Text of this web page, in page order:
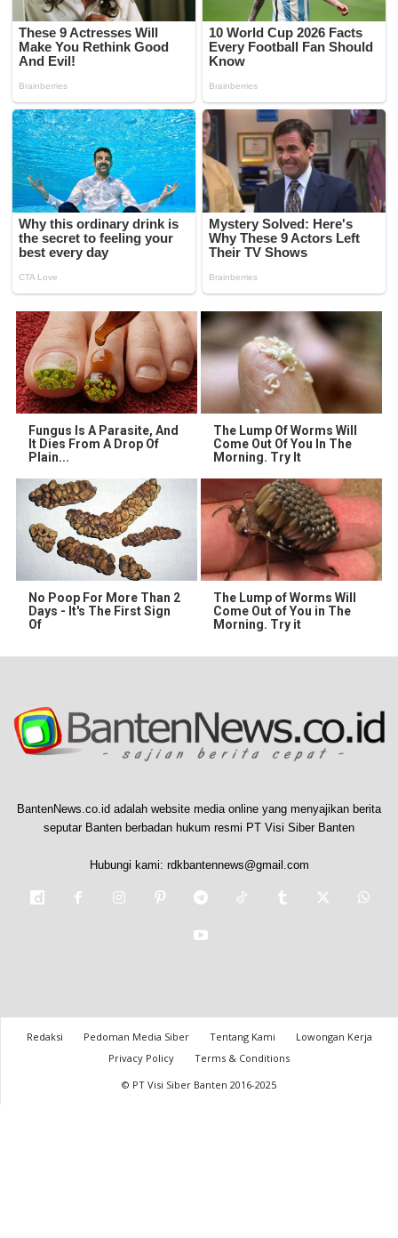
Fungus Is A Parasite, And
It Dies From A Drop Of
Plain...
The Lump Of Worms Will
Come Out Of You In The
Morning. Try It
No Poop For More Than 2
Days - It's The First Sign
Of
The Lump of Worms Will
Come Out of You in The
Morning. Try it
BantenNews.co.id adalah website media online yang menyajikan berita
seputar Banten berbadan hukum resmi PT Visi Siber Banten
Hubungi kami: rdkbantennews@gmail.com
Redaksi Pedoman Media Siber Tentang Kami
Lowongan Kerja
Privacy Policy
Terms & Conditions
© PT Visi Siber Banten 2016-2025